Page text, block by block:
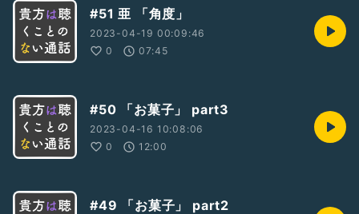
#51 亜 「角度」
2023-04-19 00:09:46
0
07:45
#50 「お菓子」 part3
2023-04-16 10:08:06
0
12:00
#49 「お菓子」 part2